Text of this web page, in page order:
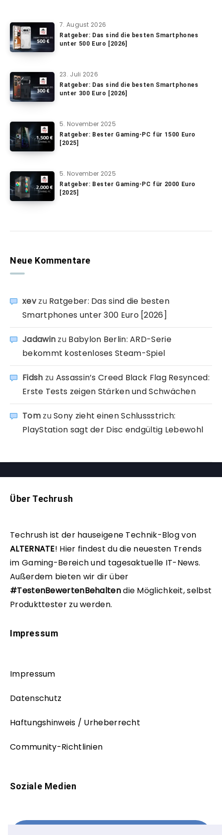
7. August 2026
Ratgeber: Das sind die besten Smartphones
unter 500 Euro [2026]
23. Juli 2026
Ratgeber: Das sind die besten Smartphones
unter 300 Euro [2026]
5. November 2025
Ratgeber: Bester Gaming-PC für 1500 Euro
[2025]
5. November 2025
Ratgeber: Bester Gaming-PC für 2000 Euro
[2025]
Neue Kommentare
xevzu Ratgeber: Das sind die besten
Smartphones unter 300 Euro [2026]
Jadawin zu Babylon Berlin: ARD-Serie
bekommt kostenloses Steam-Spiel
Fidsh zu Assassin’s Creed Black Flag Resynced:
Erste Tests zeigen Stärken und Schwächen
TomzuSony zieht einen Schlussstrich:
PlayStation sagt der Disc endgültig Lebewohl
Über Techrush
Techrush ist der hauseigene Technik-Blog von
ALTERNATE! Hier findest du die neuesten Trends
im Gaming-Bereich und tagesaktuelle IT-News.
Außerdem bieten wir dir über
#TestenBewertenBehaltendie Möglichkeit, selbst
Produkttester zu werden.
Impressum
Impressum
Datenschutz
Haftungshinweis / Urheberrecht
Community-Richtlinien
Soziale Medien